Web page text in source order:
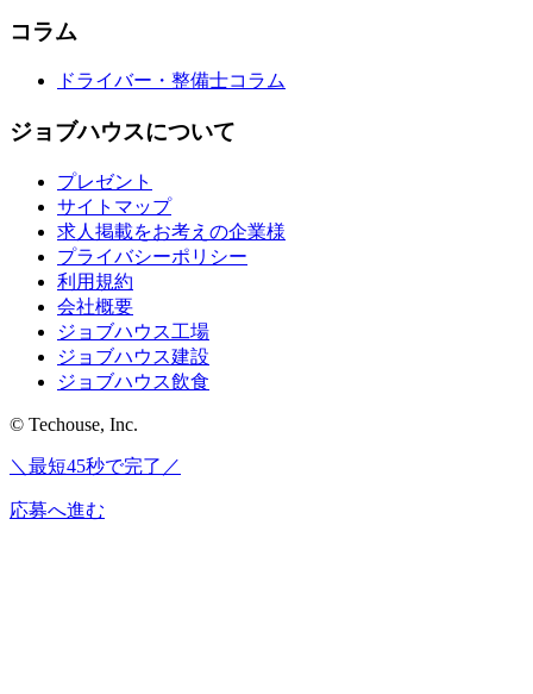
コラム
ドライバー・整備士コラム
ジョブハウスについて
プレゼント
サイトマップ
求人掲載をお考えの企業様
プライバシーポリシー
利用規約
会社概要
ジョブハウス工場
ジョブハウス建設
ジョブハウス飲食
© Techouse, Inc.
＼最短45秒で完了／
応募へ進む